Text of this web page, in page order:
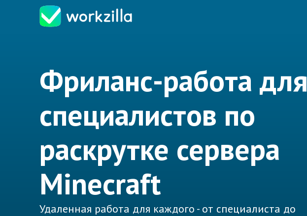
Фриланс-работа для
специалистов по
раскрутке сервера
Minecraft
Удаленная работа для каждого - от специалиста до